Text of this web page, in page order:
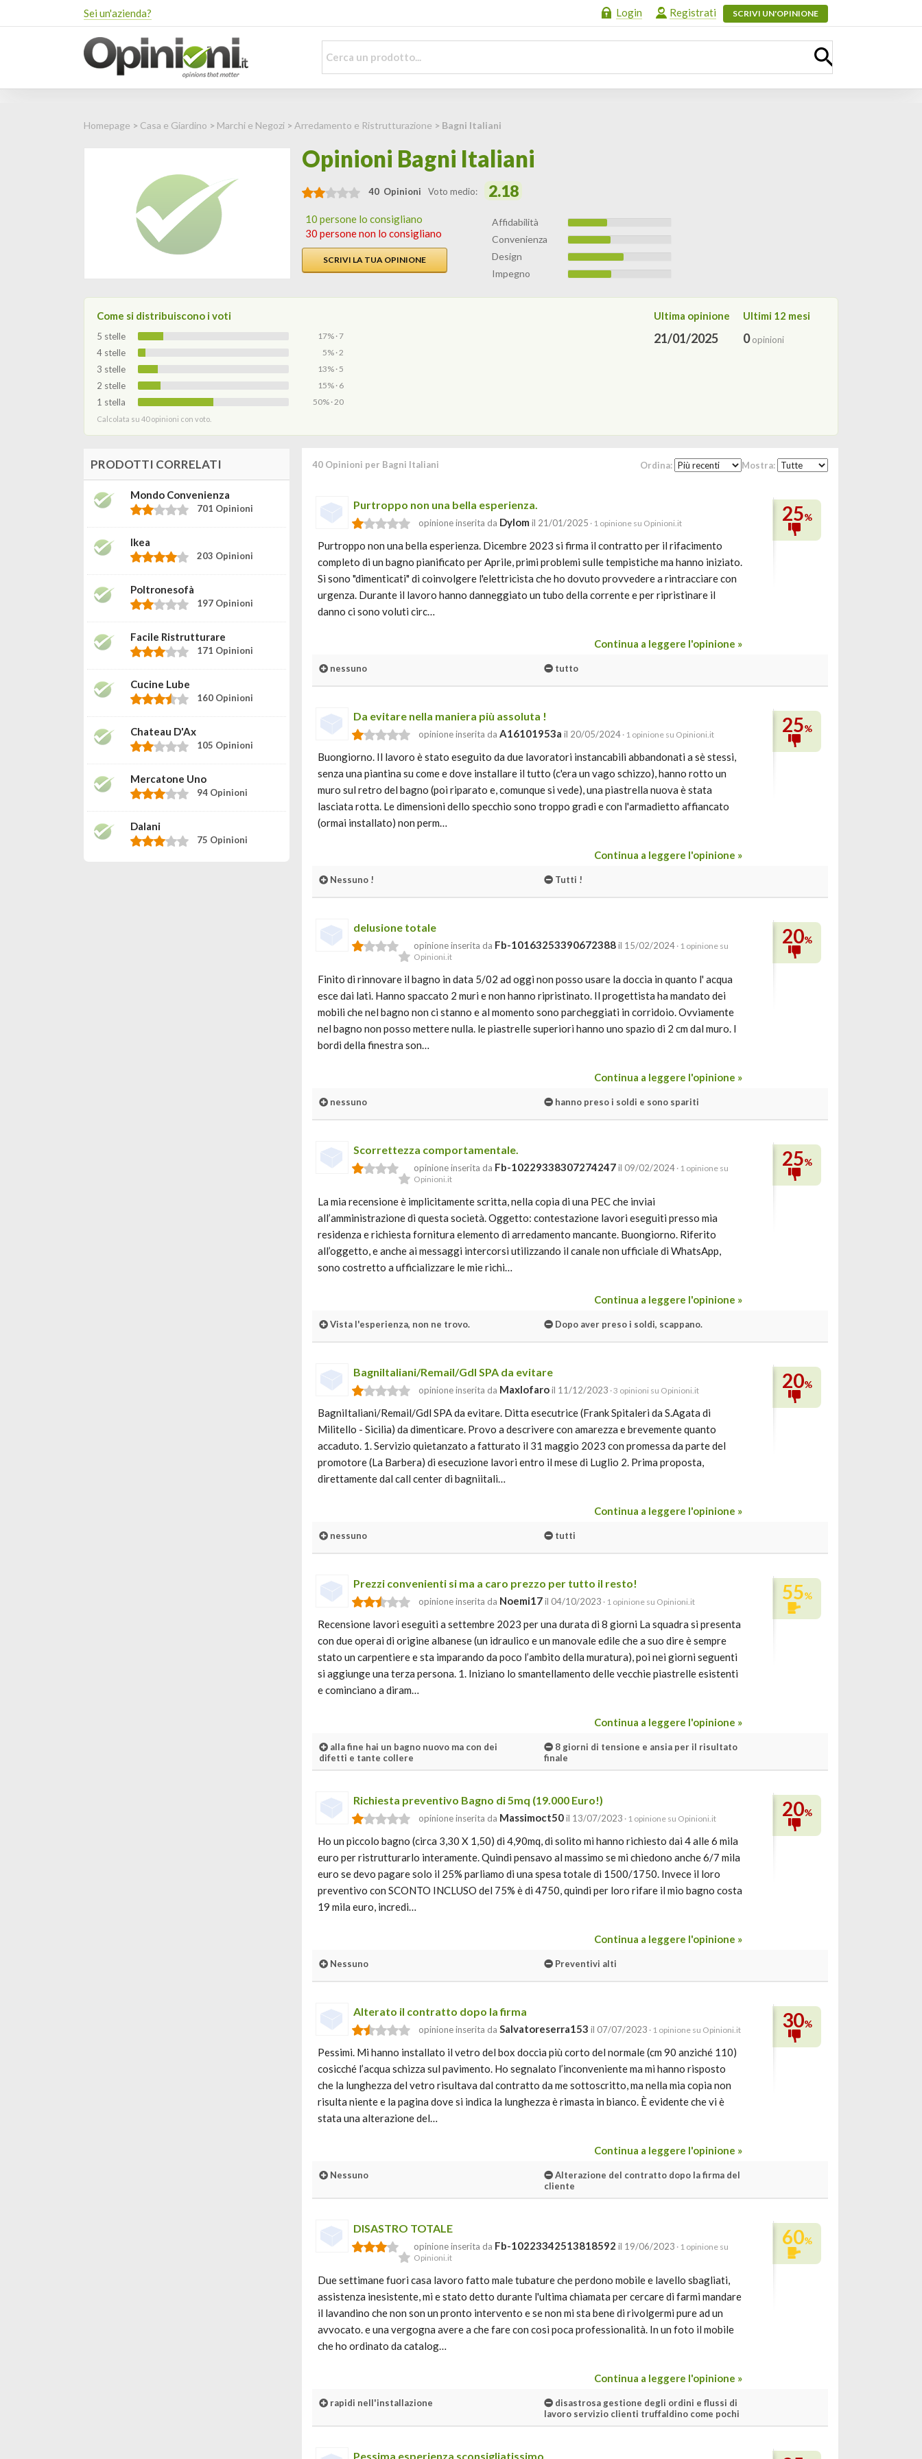
Sei un'azienda? Login Registrati SCRIVI UN'OPINIONE
Homepage > Casa e Giardino > Marchi e Negozi > Arredamento e Ristrutturazione > Bagni Italiani
Opinioni Bagni Italiani
40 Opinioni Voto medio: 2.18
10 persone lo consigliano
30 persone non lo consigliano
SCRIVI LA TUA OPINIONE
Affidabilità
Convenienza
Design
Impegno
Come si distribuiscono i voti
5 stelle 17% · 7
4 stelle 5% · 2
3 stelle 13% · 5
2 stelle 15% · 6
1 stella 50% · 20
Calcolata su 40 opinioni con voto.
Ultima opinione
21/01/2025
Ultimi 12 mesi
0opinioni
40 Opinioni per Bagni Italiani Ordina: Mostra:
Purtroppo non una bella esperienza.
opinione inserita da Dylom il 21/01/2025 · 1 opinione su Opinioni.it
Purtroppo non una bella esperienza. Dicembre 2023 si firma il contratto per il rifacimento
completo di un bagno pianificato per Aprile, primi problemi sulle tempistiche ma hanno iniziato.
Si sono "dimenticati" di coinvolgere l'elettricista che ho dovuto provvedere a rintracciare con
urgenza. Durante il lavoro hanno danneggiato un tubo della corrente e per ripristinare il
danno ci sono voluti circ…
Continua a leggere l'opinione »
25%
nessuno tutto
Da evitare nella maniera più assoluta !
opinione inserita da A16101953a il 20/05/2024 · 1 opinione su Opinioni.it
Buongiorno. Il lavoro è stato eseguito da due lavoratori instancabili abbandonati a sè stessi,
senza una piantina su come e dove installare il tutto (c'era un vago schizzo), hanno rotto un
muro sul retro del bagno (poi riparato e, comunque si vede), una piastrella nuova è stata
lasciata rotta. Le dimensioni dello specchio sono troppo gradi e con l'armadietto affiancato
(ormai installato) non perm…
Continua a leggere l'opinione »
25%
Nessuno ! Tutti !
delusione totale
opinione inserita da Fb-10163253390672388il 15/02/2024· 1 opinione su
Opinioni.it
Finito di rinnovare il bagno in data 5/02 ad oggi non posso usare la doccia in quanto l' acqua
esce dai lati. Hanno spaccato 2 muri e non hanno ripristinato. Il progettista ha mandato dei
mobili che nel bagno non ci stanno e al momento sono parcheggiati in corridoio. Ovviamente
nel bagno non posso mettere nulla. le piastrelle superiori hanno uno spazio di 2 cm dal muro. I
bordi della finestra son…
Continua a leggere l'opinione »
20%
nessuno hanno preso i soldi e sono spariti
Scorrettezza comportamentale.
opinione inserita da Fb-10229338307274247il 09/02/2024· 1 opinione su
Opinioni.it
La mia recensione è implicitamente scritta, nella copia di una PEC che inviai
all’amministrazione di questa società. Oggetto: contestazione lavori eseguiti presso mia
residenza e richiesta fornitura elemento di arredamento mancante. Buongiorno. Riferito
all’oggetto, e anche ai messaggi intercorsi utilizzando il canale non ufficiale di WhatsApp,
sono costretto a ufficializzare le mie richi…
Continua a leggere l'opinione »
25%
Vista l'esperienza, non ne trovo. Dopo aver preso i soldi, scappano.
BagniItaliani/Remail/Gdl SPA da evitare
opinione inserita da Maxlofaroil 11/12/2023 · 3 opinioni su Opinioni.it
BagniItaliani/Remail/Gdl SPA da evitare. Ditta esecutrice (Frank Spitaleri da S.Agata di
Militello - Sicilia) da dimenticare. Provo a descrivere con amarezza e brevemente quanto
accaduto. 1. Servizio quietanzato a fatturato il 31 maggio 2023 con promessa da parte del
promotore (La Barbera) di esecuzione lavori entro il mese di Luglio 2. Prima proposta,
direttamente dal call center di bagniitali…
Continua a leggere l'opinione »
20%
nessuno tutti
Prezzi convenienti si ma a caro prezzo per tutto il resto!
opinione inserita da Noemi17il 04/10/2023 · 1 opinione su Opinioni.it
Recensione lavori eseguiti a settembre 2023 per una durata di 8 giorni La squadra si presenta
con due operai di origine albanese (un idraulico e un manovale edile che a suo dire è sempre
stato un carpentiere e sta imparando da poco l’ambito della muratura), poi nei giorni seguenti
si aggiunge una terza persona. 1. Iniziano lo smantellamento delle vecchie piastrelle esistenti
e cominciano a diram…
Continua a leggere l'opinione »
55%
alla fine hai un bagno nuovo ma con dei
difetti e tante collere
8 giorni di tensione e ansia per il risultato
finale
Richiesta preventivo Bagno di 5mq (19.000 Euro!)
opinione inserita da Massimoct50il 13/07/2023 · 1 opinione su Opinioni.it
Ho un piccolo bagno (circa 3,30 X 1,50) di 4,90mq, di solito mi hanno richiesto dai 4 alle 6 mila
euro per ristrutturarlo interamente. Quindi pensavo al massimo se mi chiedono anche 6/7 mila
euro se devo pagare solo il 25% parliamo di una spesa totale di 1500/1750. Invece il loro
preventivo con SCONTO INCLUSO del 75% è di 4750, quindi per loro rifare il mio bagno costa
19 mila euro, incredi…
Continua a leggere l'opinione »
20%
Nessuno Preventivi alti
Alterato il contratto dopo la firma
opinione inserita da Salvatoreserra153 il 07/07/2023 · 1 opinione su Opinioni.it
Pessimi. Mi hanno installato il vetro del box doccia più corto del normale (cm 90 anziché 110)
cosicché l’acqua schizza sul pavimento. Ho segnalato l’inconveniente ma mi hanno risposto
che la lunghezza del vetro risultava dal contratto da me sottoscritto, ma nella mia copia non
risulta niente e la pagina dove si indica la lunghezza è rimasta in bianco. È evidente che vi è
stata una alterazione del…
Continua a leggere l'opinione »
30%
Nessuno
Alterazione del contratto dopo la firma del
cliente
DISASTRO TOTALE
opinione inserita da Fb-10223342513818592 il 19/06/2023 · 1 opinione su
Opinioni.it
Due settimane fuori casa lavoro fatto male tubature che perdono mobile e lavello sbagliati,
assistenza inesistente, mi e stato detto durante l'ultima chiamata per cercare di farmi mandare
il lavandino che non son un pronto intervento e se non mi sta bene di rivolgermi pure ad un
avvocato. e una vergogna avere a che fare con cosi poca professionalità. In un foto il mobile
che ho ordinato da catalog…
Continua a leggere l'opinione »
60%
rapidi nell'installazione
disastrosa gestione degli ordini e flussi di
lavoro servizio clienti truffaldino come pochi
Pessima esperienza sconsigliatissimo
PRODOTTI CORRELATI
Mondo Convenienza
701 Opinioni
Ikea
203 Opinioni
Poltronesofà
197 Opinioni
Facile Ristrutturare
171 Opinioni
Cucine Lube
160 Opinioni
Chateau D'Ax
105 Opinioni
Mercatone Uno
94 Opinioni
Dalani
75 Opinioni